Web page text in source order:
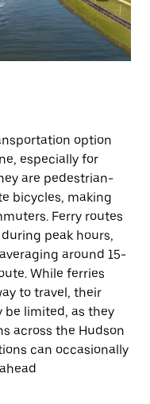
option
especially for
are pedestrian-
bicycles, making
Ferry routes
peak hours,
around 15-
While ferries
to travel, their
be limited, as they
across the Hudson
can occasionally